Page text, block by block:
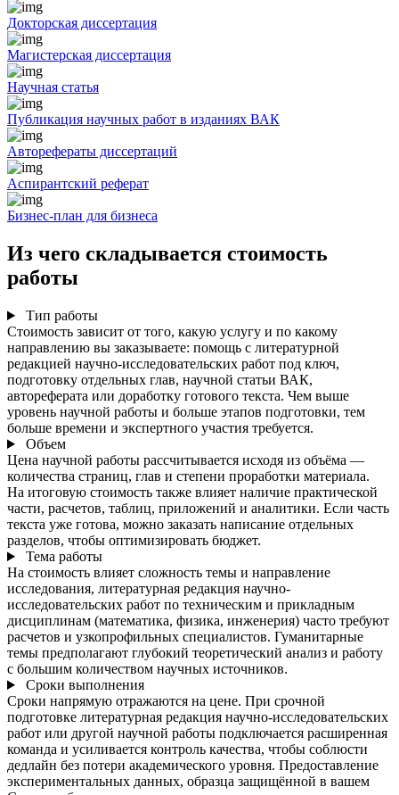
Докторская диссертация
Магистерская диссертация
Научная статья
Публикация научных работ в изданиях ВАК
Авторефераты диссертаций
Аспирантский реферат
Бизнес-план для бизнеса
Из чего складывается стоимость
работы
Тип работы
Стоимость зависит от того, какую услугу и по какому
направлению вы заказываете: помощь с литературной
редакцией научно-исследовательских работ под ключ,
подготовку отдельных глав, научной статьи ВАК,
автореферата или доработку готового текста. Чем выше
уровень научной работы и больше этапов подготовки, тем
больше времени и экспертного участия требуется.
Объем
Цена научной работы рассчитывается исходя из объёма —
количества страниц, глав и степени проработки материала.
На итоговую стоимость также влияет наличие практической
части, расчетов, таблиц, приложений и аналитики. Если часть
текста уже готова, можно заказать написание отдельных
разделов, чтобы оптимизировать бюджет.
Тема работы
На стоимость влияет сложность темы и направление
исследования, литературная редакция научно-
исследовательских работ по техническим и прикладным
дисциплинам (математика, физика, инженерия) часто требуют
расчетов и узкопрофильных специалистов. Гуманитарные
темы предполагают глубокий теоретический анализ и работу
с большим количеством научных источников.
Сроки выполнения
Сроки напрямую отражаются на цене. При срочной
подготовке литературная редакция научно-исследовательских
работ или другой научной работы подключается расширенная
команда и усиливается контроль качества, чтобы соблюсти
дедлайн без потери академического уровня. Предоставление
экспериментальных данных, образца защищённой в вашем